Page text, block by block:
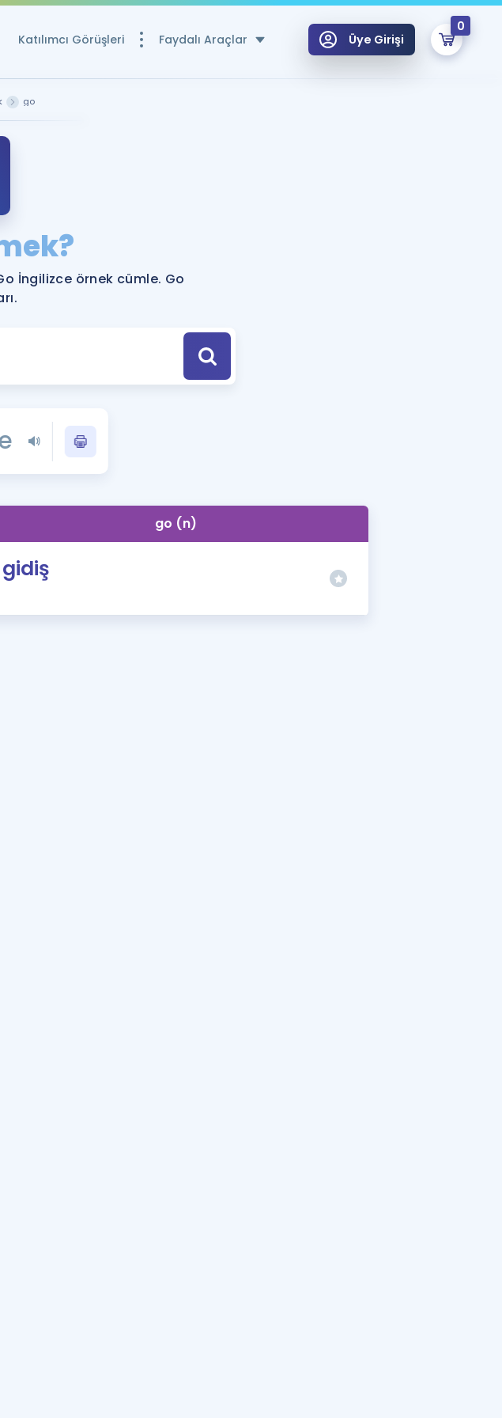
Katılımcı Görüşleri Faydalı Araçlar
YDS ve YÖKDİL Puan Hesaplama Aracı
YDS ve YÖKDİL'e Hazırlananlar için Öneriler
Tüm ÖSYM Sınavları Tek Takvimde
Blog
YDS - YÖKDİL Tüm Sınavlarla İlgili Haberler
İngilizce Gramer
Üye Girişi
0
go
İngilizce örnek cümle. Go
go (n)
gidiş